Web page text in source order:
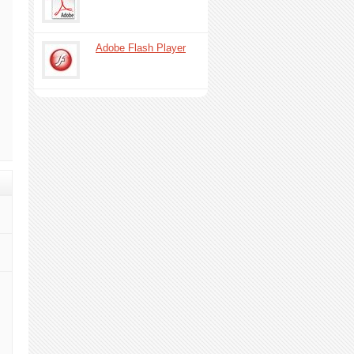
Adobe Flash Player